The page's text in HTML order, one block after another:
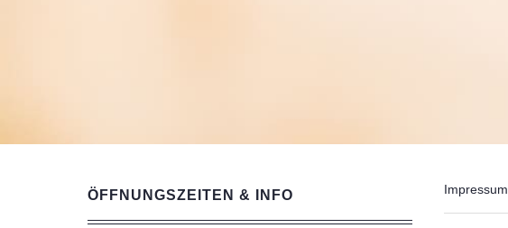
ÖFFNUNGSZEITEN & INFO Impressum